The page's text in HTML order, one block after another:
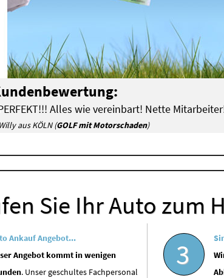
Alles wie vereinbart! Nette
Willy aus KÖLN (GOLF mit Motorschaden)
Sie Ihr Auto zum
Ankauf Angebot...
Angebot kommt in wenigen
. Unser geschultes Fachpersonal
3